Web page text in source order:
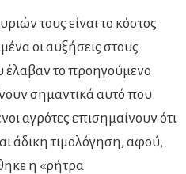
τους είναι το κόστος
οι αυξήσεις στους
το προηγούμενο
σημαντικά αυτό που
αγρότες επισημαίνουν ότι
άδικη τιμολόγηση, αφού,
η «ρήτρα